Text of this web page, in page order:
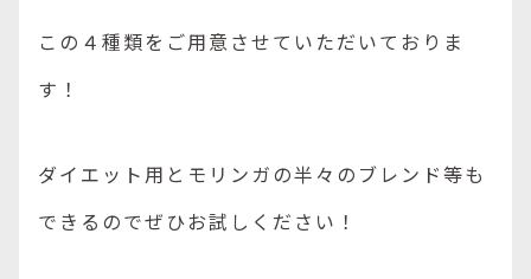
この４種類をご用意させていただいておりま
す！
ダイエット用とモリンガの半々のブレンド等も
できるのでぜひお試しください！